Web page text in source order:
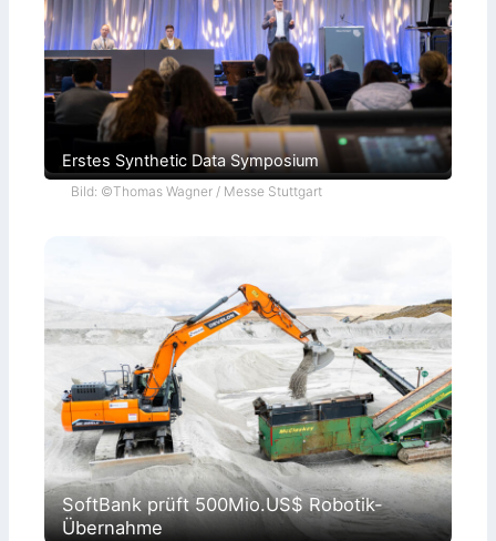
Erstes Synthetic Data Symposium
Bild: ©Thomas Wagner / Messe Stuttgart
SoftBank prüft 500Mio.US$ Robotik-
Übernahme